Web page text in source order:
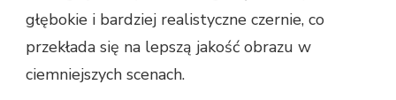
głębokie i bardziej realistyczne czernie, co
przekłada się na lepszą jakość obrazu w
ciemniejszych scenach.